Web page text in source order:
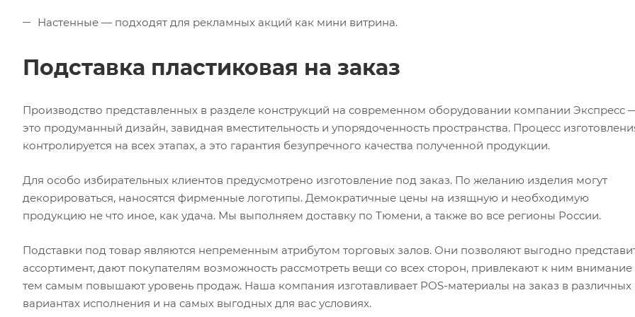
Настенные — подходят для рекламных акций как мини витрина.
Подставка пластиковая на заказ
Производство представленных в разделе конструкций на современном оборудовании компании Экспресс
это продуманный дизайн, завидная вместительность и упорядоченность пространства. Процесс
контролируется на всех этапах, а это гарантия безупречного качества полученной продукции.
Для особо избирательных клиентов предусмотрено изготовление под заказ. По желанию изделия могут
декорироваться, наносятся фирменные логотипы. Демократичные цены на изящную и необходимую
продукцию не что иное, как удача. Мы выполняем доставку по Тюмени, а также во все регионы России.
Подставки под товар являются непременным атрибутом торговых залов. Они позволяют выгодно
ассортимент, дают покупателям возможность рассмотреть вещи со всех сторон, привлекают к ним внимание
тем самым повышают уровень продаж. Наша компания изготавливает POS-материалы на заказ в различных
вариантах исполнения и на самых выгодных для вас условиях.